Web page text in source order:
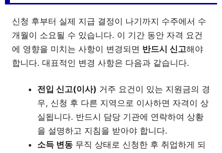
신청 후부터 실제 지급 결정이 나기까지 수주에서 수
개월이 소요될 수 있습니다. 이 기간 동안 자격 요건
에 영향을 미치는 사항이 변경되면 반드시 신고해야
합니다. 대표적인 변경 사항은 다음과 같습니다.
전입 신고(이사) 거주 요건이 있는 지원금의 경
우, 신청 후 다른 지역으로 이사하면 자격이 상
실됩니다. 반드시 담당 기관에 연락하여 상황
을 설명하고 지침을 받아야 합니다.
소득 변동 무직 상태로 신청한 후 취업하게 되